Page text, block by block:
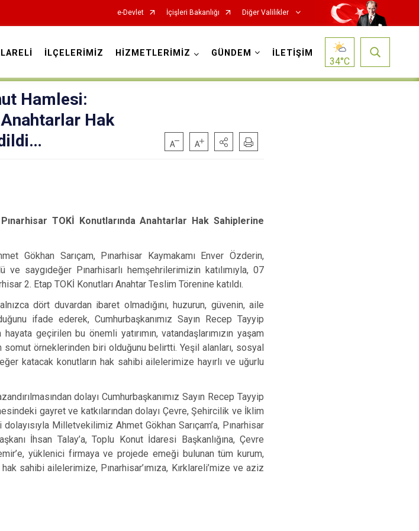
e-Devlet İçişleri Bakanlığı Diğer Valilikler
İLÇELERİMİZ HİZMETLERİMİZ GÜNDEM İLETİŞİM
34°C
Hamlesi:
Anahtarlar Hak
TOKİ Konutlarında Anahtarlar Hak Sahiplerine
Gökhan Sarıçam, Pınarhisar Kaymakamı Enver Özderin,
saygıdeğer Pınarhisarlı hemşehrilerimizin katılımıyla, 07
2. Etap TOKİ Konutları Anahtar Teslim Törenine katıldı.
dört duvardan ibaret olmadığını, huzurun, güvenin, aile
ifade ederek, Cumhurbaşkanımız Sayın Recep Tayyip
geçirilen bu önemli yatırımın, vatandaşlarımızın yaşam
örneklerinden biri olduğunu belirtti. Yeşil alanları, sosyal
katacak konutların hak sahibi ailelerimize hayırlı ve uğurlu
dolayı Cumhurbaşkanımız Sayın Recep Tayyip
gayret ve katkılarından dolayı Çevre, Şehircilik ve İklim
Milletvekilimiz Ahmet Gökhan Sarıçam’a, Pınarhisar
İhsan Talay’a, Toplu Konut İdaresi Başkanlığına, Çevre
yüklenici firmaya ve projede emeği bulunan tüm kurum,
sahibi ailelerimize, Pınarhisar’ımıza, Kırklareli’mize ve aziz